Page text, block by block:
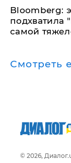
Bloomberg:
подхватила
самой
Смотреть
© 2026,